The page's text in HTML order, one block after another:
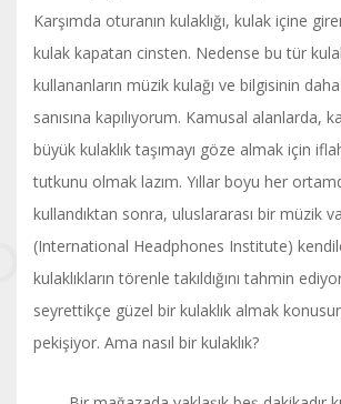
Karşımda oturanın kulaklığı, kulak içine
kulak kapatan cinsten. Nedense bu tür
kullananların müzik kulağı ve bilgisinin
sanısına kapılıyorum. Kamusal alanlarda,
büyük kulaklık taşımayı göze almak için
tutkunu olmak lazım. Yıllar boyu her
kullandıktan sonra, uluslararası bir müzik
(International Headphones Institute)
kulaklıkların törenle takıldığını tahmin
seyrettikçe güzel bir kulaklık almak
pekişiyor. Ama nasıl bir kulaklık?